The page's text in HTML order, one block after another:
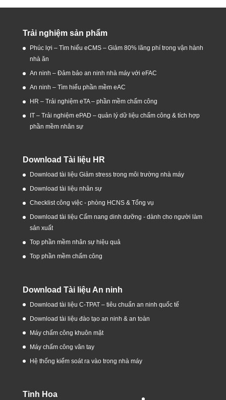
Trải nghiệm sản phẩm
Phúc lợi – Tìm hiểu eCMS – Giảm 80% lãng phí trong vận hành
nhà ăn
An ninh – Đảm bảo an ninh nhà máy với eFAC
An ninh – Tìm hiểu phần mềm eAC
HR – Trải nghiệm eTA – phần mềm chấm công
IT – Trải nghiệm ePAD – quản lý dữ liệu chấm công & tích hợp
phần mềm nhân sự
Download Tài liệu HR
Download tài liệu Giảm stress trong môi trường nhà máy
Download tài liệu nhân sự
Checklist công việc - phòng HCNS & Tổng vụ
Download tài liệu Cẩm nang dinh dưỡng - dành cho người làm
sản xuất
Top phần mềm nhân sự hiệu quả
Top phần mềm chấm công
Download Tài liệu An ninh
Download tài liệu C-TPAT – tiêu chuẩn an ninh quốc tế
Download tài liệu đào tạo an ninh & an toàn
Máy chấm công khuôn mặt
Máy chấm công vân tay
Hệ thống kiểm soát ra vào trong nhà máy
Tinh Hoa